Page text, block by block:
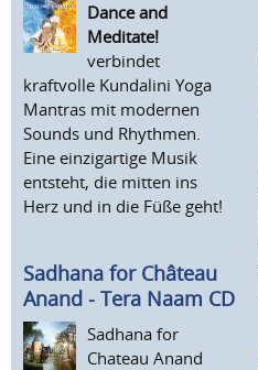
Dance and
Meditate!
verbindet
kraftvolle Kundalini Yoga
Mantras mit modernen
Sounds und Rhythmen.
Eine einzigartige Musik
entsteht, die mitten ins
Herz und in die Füße geht!
Sadhana for Château
Anand - Tera Naam CD
Sadhana for
Chateau Anand